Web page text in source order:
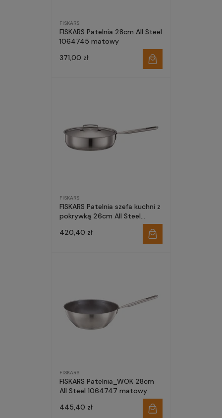
FISKARS
FISKARS Patelnia 28cm All Steel
1064745 matowy
371,00 zł
FISKARS
FISKARS Patelnia szefa kuchni z
pokrywką 26cm All Steel
420,40 zł
FISKARS
FISKARS Patelnia_WOK 28cm
All Steel 1064747 matowy
445,40 zł